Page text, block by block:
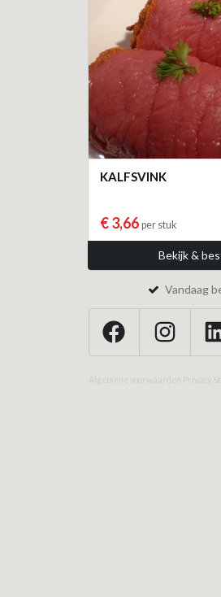
KALFSVINK
€ 3,66 per stuk
Bekijk &
Vandaag